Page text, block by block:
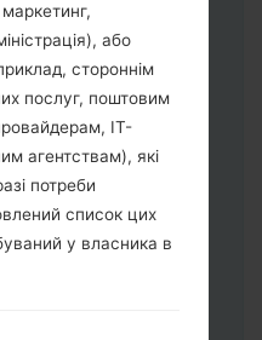
Odin 3.
розпакуйте файл
або
стороннім
послуг, поштовим
ІТ-
агентствам), які
потреби
список цих
у власника в